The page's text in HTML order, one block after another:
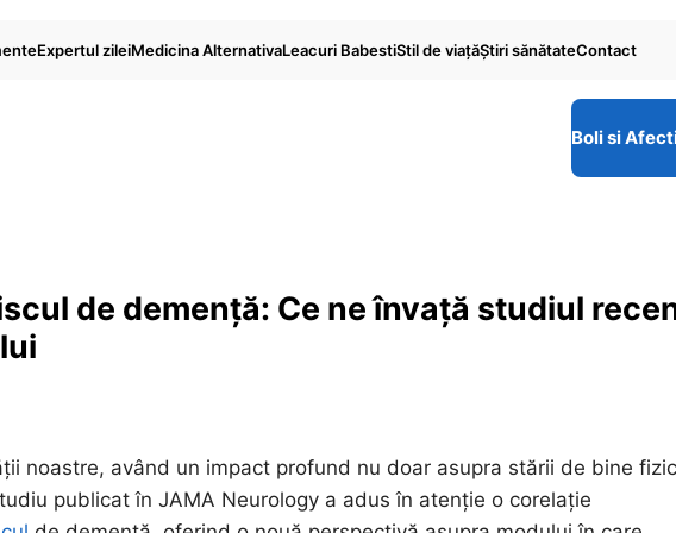
Expertul zileiMedicina AlternativaLeacuri BabestiStil de viaţăŞtiri sănătateContact
Boli si
de demență: Ce ne învață studiul
noastre, având un impact profund nu doar asupra stării de bine
publicat în JAMA Neurology a adus în atenție o corelație